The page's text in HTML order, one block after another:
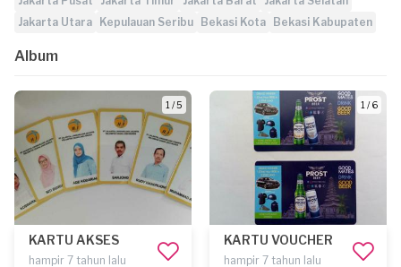
Jakarta Utara
Kepulauan Seribu Bekasi Kota Bekasi Kabupaten
Album
1 / 5
KARTU AKSES
hampir 7 tahun lalu
1 / 6
KARTU VOUCHER
hampir 7 tahun lalu